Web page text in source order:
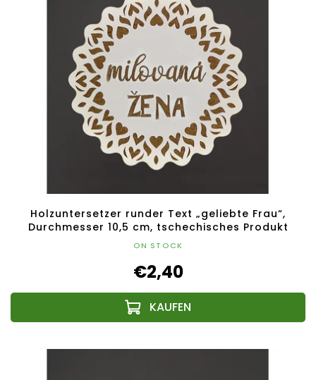
Holzuntersetzer runder Text „geliebte Frau“,
Durchmesser 10,5 cm, tschechisches Produkt
ON STOCK
€2,40